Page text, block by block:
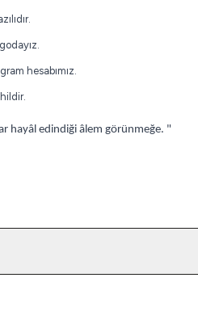
hesabımız.
hayâl edindiği âlem görünmeğe. "